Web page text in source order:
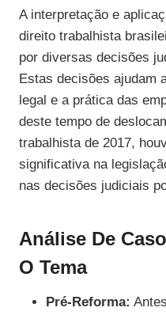
A interpretação e
direito trabalhista
por diversas decisões
Estas decisões ajudam
legal e a prática das
deste tempo de
trabalhista de 2017,
significativa na
nas decisões judiciais
Análise De
O Tema
Pré-Reforma: